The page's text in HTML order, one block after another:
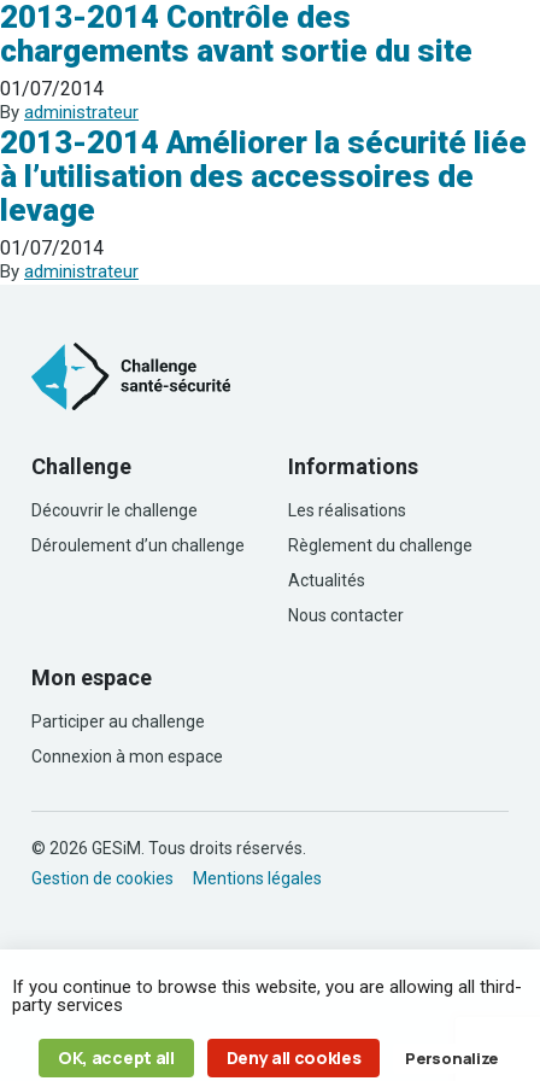
2013-2014 Contrôle des
chargements avant sortie du site
01/07/2014
By administrateur
2013-2014 Améliorer la sécurité liée
à l’utilisation des accessoires de
levage
01/07/2014
By administrateur
Challenge
Découvrir le challenge
Déroulement d’un challenge
Informations
Les réalisations
Règlement du challenge
Actualités
Nous contacter
Mon espace
Participer au challenge
Connexion à mon espace
© 2026 GESiM. Tous droits réservés.
Gestion de cookies
Mentions légales
If you continue to browse this website, you are allowing all third-
party services
OK, accept all Deny all cookies Personalize